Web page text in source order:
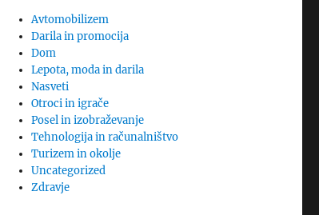
Avtomobilizem
Darila in promocija
Dom
Lepota, moda in darila
Nasveti
Otroci in igrače
Posel in izobraževanje
Tehnologija in računalništvo
Turizem in okolje
Uncategorized
Zdravje